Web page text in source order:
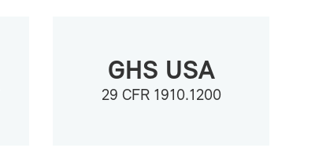
GHS USA
29 CFR 1910.1200